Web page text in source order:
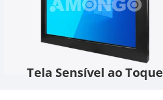
Tela Sensível ao Toque